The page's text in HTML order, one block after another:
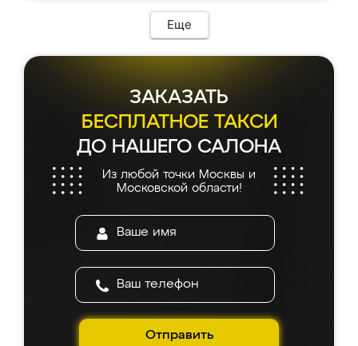
Еще
ЗАКАЗАТЬ
БЕСПЛАТНОЕ ТАКСИ
ДО НАШЕГО САЛОНА
Из любой точки Москвы и
Московской области!
Отправить